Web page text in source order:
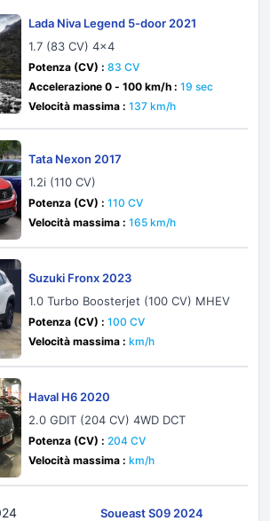
Lada Niva Legend 5-door 2021
1.7 (83 CV) 4x4
Potenza (CV) : 83 CV
Accelerazione 0 - 100 km/h : 19 sec
Velocità massima : 137 km/h
Tata Nexon 2017
1.2i (110 CV)
Potenza (CV) : 110 CV
Velocità massima : 165 km/h
Suzuki Fronx 2023
1.0 Turbo Boosterjet (100 CV) MHEV
Potenza (CV) : 100 CV
Velocità massima : km/h
Haval H6 2020
2.0 GDIT (204 CV) 4WD DCT
Potenza (CV) : 204 CV
Velocità massima : km/h
Soueast S09 2024